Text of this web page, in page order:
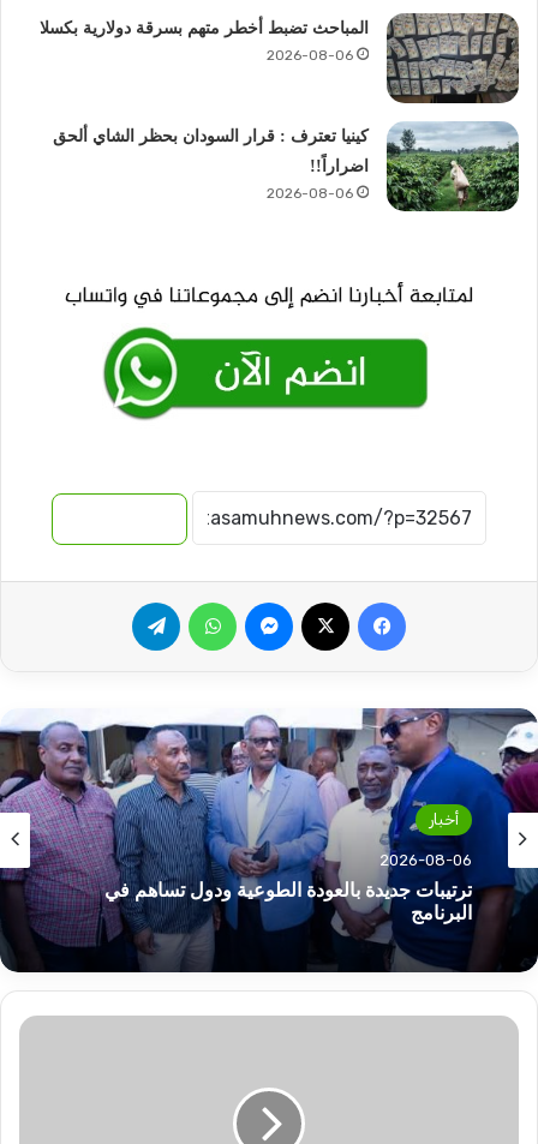
المباحث تضبط أخطر متهم بسرقة دولارية بكسلا
2026-08-06
كينيا تعترف : قرار السودان بحظر الشاي ألحق
اضراراً!!
2026-08-06
فيسبوك ماسنجر واتساب
أخبار
2026-08-06
ترتيبات جديدة بالعودة الطوعية ودول تساهم في
البرنامج
قرارات